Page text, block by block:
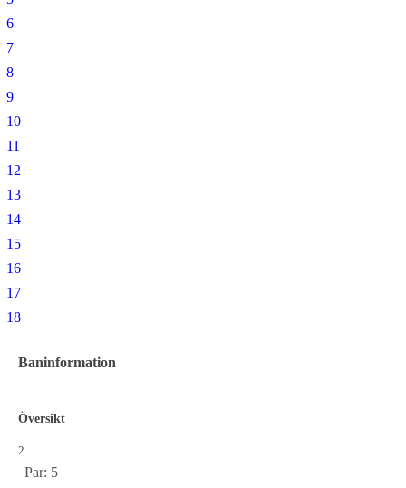
6
7
8
9
10
11
12
13
14
15
16
17
18
Baninformation
Översikt
2
Par: 5